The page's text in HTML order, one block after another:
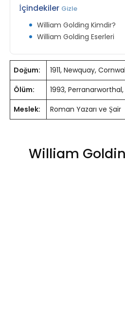
İçindekiler Gizle
William Golding Kimdir?
William Golding Eserleri
Doğum:
1911, Newquay,
Ölüm:
1993,
Meslek:
Roman Yazarı ve Şair
William